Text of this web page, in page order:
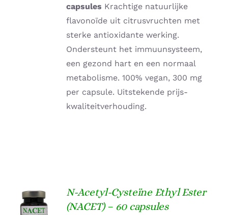
capsules Krachtige natuurlijke
flavonoïde uit citrusvruchten met
sterke antioxidante werking.
Ondersteunt het immuunsysteem,
een gezond hart en een normaal
metabolisme. 100% vegan, 300 mg
per capsule. Uitstekende prijs-
kwaliteitverhouding.
TOEVOEGEN
AAN
N-Acetyl-Cysteïne Ethyl Ester
(NACET) – 60 capsules